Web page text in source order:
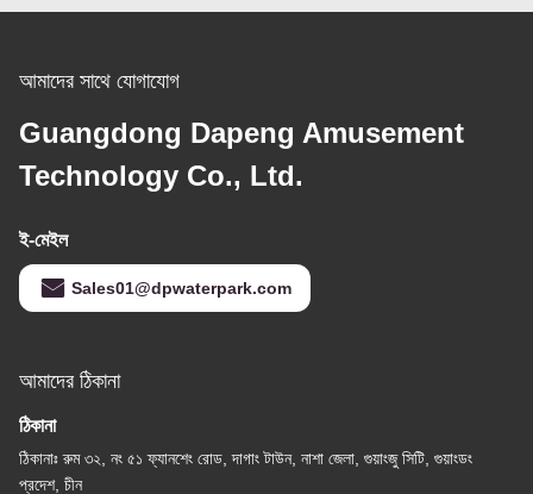
আমাদের সাথে যোগাযোগ
Guangdong Dapeng Amusement
Technology Co., Ltd.
ই-মেইল
Sales01@dpwaterpark.com
আমাদের ঠিকানা
ঠিকানা
ঠিকানাঃ রুম ৩২, নং ৫১ ফ্যানশেং রোড, দাগাং টাউন, নাশা জেলা, গুয়াংজু সিটি, গুয়াংডং
প্রদেশ, চীন